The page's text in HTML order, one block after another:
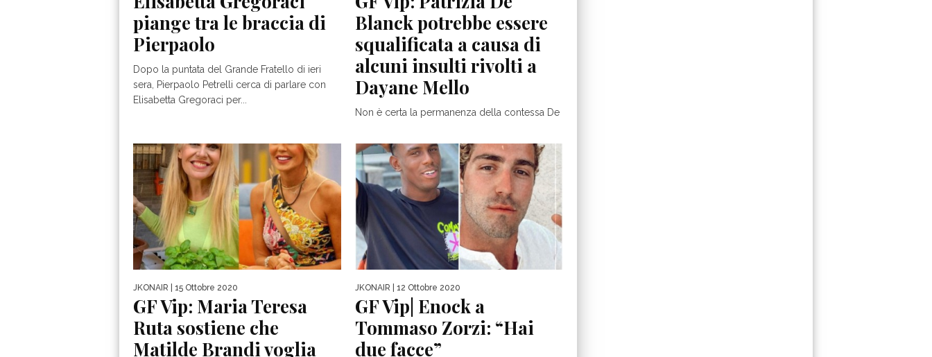
piange tra le braccia di
Pierpaolo
Dopo la puntata del Grande Fratello di ieri
sera, Pierpaolo Petrelli cerca di parlare con
Elisabetta Gregoraci per...
Blanck potrebbe essere
squalificata a causa di
alcuni insulti rivolti a
Dayane Mello
Non è certa la permanenza della contessa De
Fratello Vip, e questo...
JKONAIR | 15 Ottobre 2020
GF Vip: Maria Teresa
Ruta sostiene che
Matilde Brandi voglia
JKONAIR | 12 Ottobre 2020
GF Vip| Enock a
Tommaso Zorzi: “Hai
due facce”